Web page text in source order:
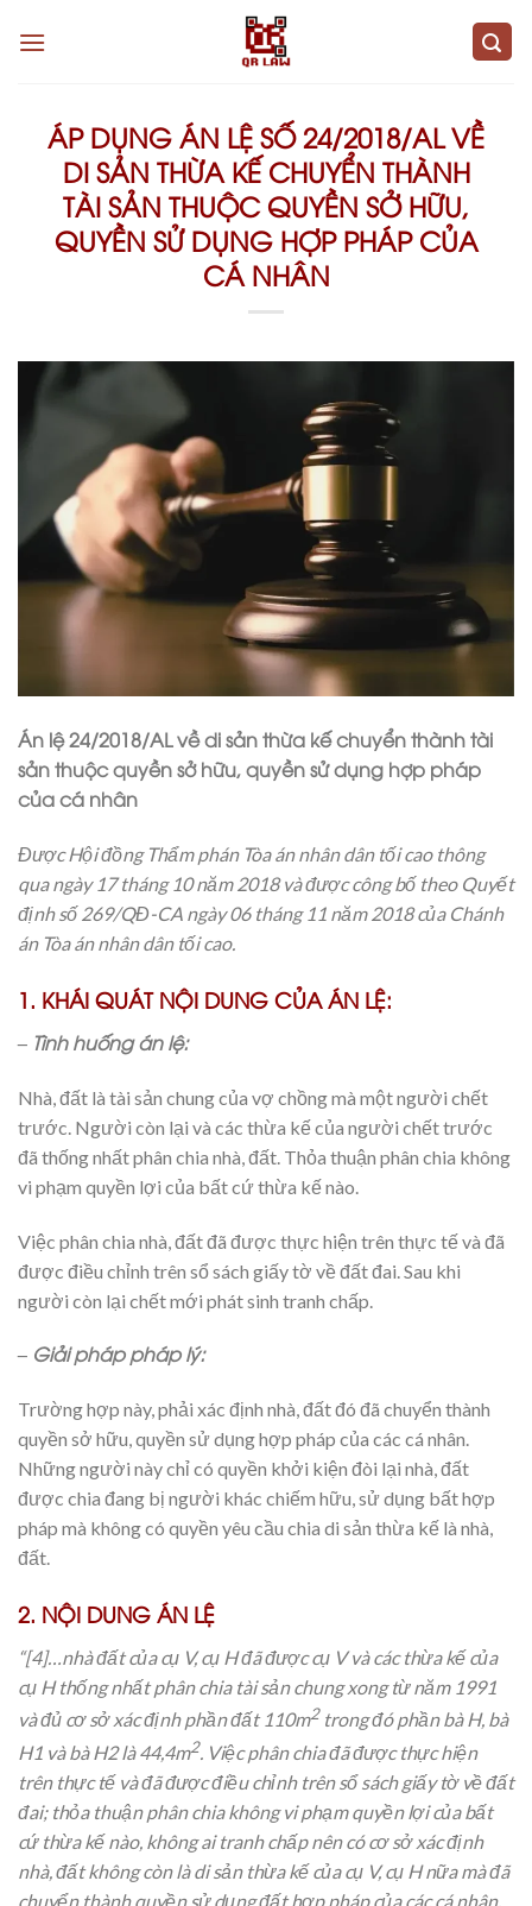
ÁP DỤNG ÁN LỆ SỐ 24/2018/AL VỀ
DI SẢN THỪA KẾ CHUYỂN THÀNH
TÀI SẢN THUỘC QUYỀN SỞ HỮU,
QUYỀN SỬ DỤNG HỢP PHÁP CỦA
CÁ NHÂN
Án lệ 24/2018/AL về di sản thừa kế chuyển thành tài
sản thuộc quyền sở hữu, quyền sử dụng hợp pháp
của cá nhân
Được Hội đồng Thẩm phán Tòa án nhân dân tối cao thông
qua ngày 17 tháng 10 năm 2018 và được công bố theo Quyết
định số 269/QĐ-CA ngày 06 tháng 11 năm 2018 của Chánh
án Tòa án nhân dân tối cao.
1. KHÁI QUÁT NỘI DUNG CỦA ÁN LỆ:
– Tình huống án lệ:
Nhà, đất là tài sản chung của vợ chồng mà một người chết
trước. Người còn lại và các thừa kế của người chết trước
đã thống nhất phân chia nhà, đất. Thỏa thuận phân chia không
vi phạm quyền lợi của bất cứ thừa kế nào.
Việc phân chia nhà, đất đã được thực hiện trên thực tế và đã
được điều chỉnh trên sổ sách giấy tờ về đất đai. Sau khi
người còn lại chết mới phát sinh tranh chấp.
– Giải pháp pháp lý:
Trường hợp này, phải xác định nhà, đất đó đã chuyển thành
quyền sở hữu, quyền sử dụng hợp pháp của các cá nhân.
Những người này chỉ có quyền khởi kiện đòi lại nhà, đất
được chia đang bị người khác chiếm hữu, sử dụng bất hợp
pháp mà không có quyền yêu cầu chia di sản thừa kế là nhà,
đất.
2. NỘI DUNG ÁN LỆ
“[4]…nhà đất của cụ V, cụ H đã được cụ V và các thừa kế của
cụ H thống nhất phân chia tài sản chung xong từ năm 1991
và đủ cơ sở xác định phần đất 110m2trong đó phần bà H, bà
H1 và bà H2 là 44,4m2. Việc phân chia đã được thực hiện
trên thực tế và đã được điều chỉnh trên sổ sách giấy tờ về đất
đai; thỏa thuận phân chia không vi phạm quyền lợi của bất
cứ thừa kế nào, không ai tranh chấp nên có cơ sở xác định
nhà, đất không còn là di sản thừa kế của cụ V, cụ H nữa mà đã
chuyển thành quyền sử dụng đất hợp pháp của các cá nhân.